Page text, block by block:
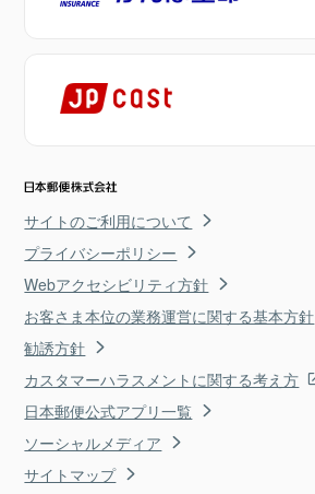
サイトのご利用について
プライバシーポリシー
Webアクセシビリティ方針
お客さま本位の業務運営に関する基本方針
勧誘方針
カスタマーハラスメントに関する考え方
日本郵便公式アプリ一覧
ソーシャルメディア
サイトマップ